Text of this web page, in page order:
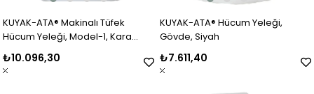
KUYAK-ATA® Makinalı Tüfek
Hücum Yeleği, Model-1, Kara
Kuvvetleri TSK Kamuflaj
₺10.096,30
KUYAK-ATA® Hücum Yeleği,
Gövde, Siyah
₺7.611,40